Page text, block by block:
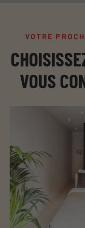
VOTRE
VOUS